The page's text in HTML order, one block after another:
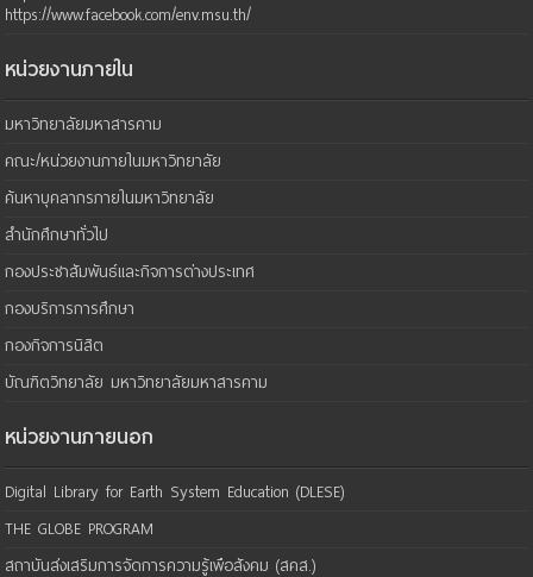
https://www.facebook.com/env.msu.th/
หน่วยงานภายใน
มหาวิทยาลัยมหาสารคาม
คณะ/หน่วยงานภายในมหาวิทยาลัย
ค้นหาบุคลากรภายในมหาวิทยาลัย
สำนักศึกษาทั่วไป
กองประชาสัมพันธ์และกิจการต่างประเทศ
กองบริการการศึกษา
กองกิจการนิสิต
บัณฑิตวิทยาลัย มหาวิทยาลัยมหาสารคาม
หน่วยงานภายนอก
Digital Library for Earth System Education (DLESE)
THE GLOBE PROGRAM
สถาบันส่งเสริมการจัดการความรู้เพือสังคม (สคส.)